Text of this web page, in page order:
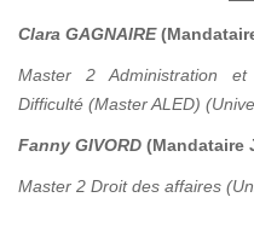
Clara GAGNAIRE
Master 2 Administration
Difficulté (Master ALED)
Fanny GIVORD (Mandataire
Master 2 Droit des affaires